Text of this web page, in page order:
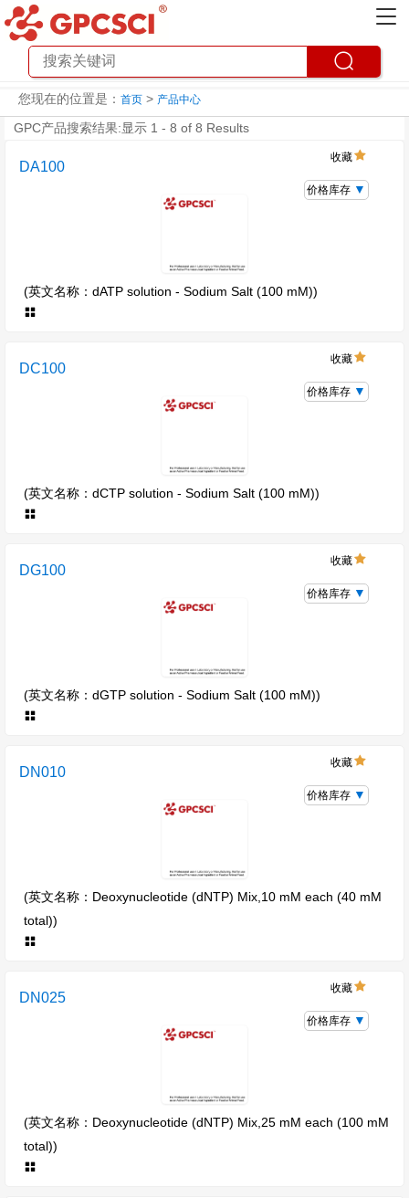
您现在的位置是： 首页 > 产品中心
GPC产品搜索结果:显示 1 - 8 of 8 Results
DA100
(英文名称：dATP solution - Sodium Salt (100 mM))
收藏
价格库存
DC100
(英文名称：dCTP solution - Sodium Salt (100 mM))
收藏
价格库存
DG100
(英文名称：dGTP solution - Sodium Salt (100 mM))
收藏
价格库存
DN010
(英文名称：Deoxynucleotide (dNTP) Mix,10 mM each (40 mM
total))
收藏
价格库存
DN025
(英文名称：Deoxynucleotide (dNTP) Mix,25 mM each (100 mM
total))
收藏
价格库存